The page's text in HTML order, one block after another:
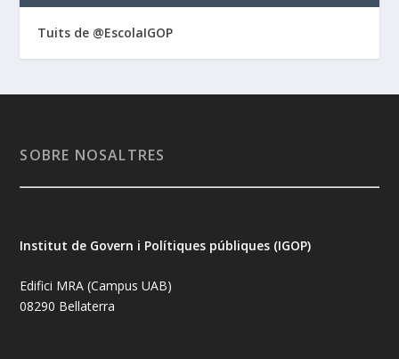
Tuits de @EscolaIGOP
SOBRE NOSALTRES
Institut de Govern i Polítiques públiques (IGOP)
Edifici MRA (Campus UAB)
08290 Bellaterra